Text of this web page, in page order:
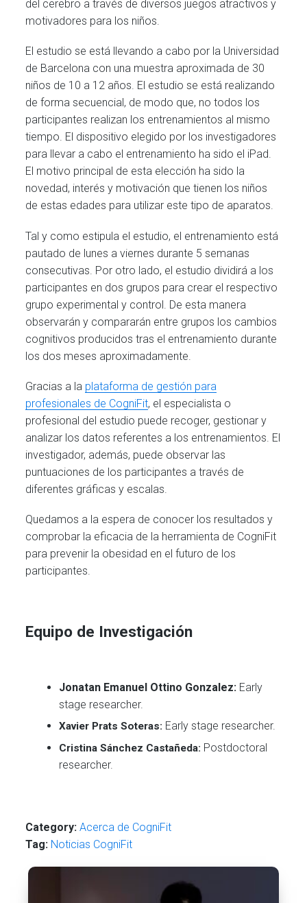
del cerebro a través de diversos juegos atractivos y
motivadores para los niños.
El estudio se está llevando a cabo por la Universidad
de Barcelona con una muestra aproximada de 30
niños de 10 a 12 años. El estudio se está realizando
de forma secuencial, de modo que, no todos los
participantes realizan los entrenamientos al mismo
tiempo. El dispositivo elegido por los investigadores
para llevar a cabo el entrenamiento ha sido el iPad.
El motivo principal de esta elección ha sido la
novedad, interés y motivación que tienen los niños
de estas edades para utilizar este tipo de aparatos.
Tal y como estipula el estudio, el entrenamiento está
pautado de lunes a viernes durante 5 semanas
consecutivas. Por otro lado, el estudio dividirá a los
participantes en dos grupos para crear el respectivo
grupo experimental y control. De esta manera
observarán y compararán entre grupos los cambios
cognitivos producidos tras el entrenamiento durante
los dos meses aproximadamente.
Gracias a la plataforma de gestión para
profesionales de CogniFit, el especialista o
profesional del estudio puede recoger, gestionar y
analizar los datos referentes a los entrenamientos. El
investigador, además, puede observar las
puntuaciones de los participantes a través de
diferentes gráficas y escalas.
Quedamos a la espera de conocer los resultados y
comprobar la eficacia de la herramienta de CogniFit
para prevenir la obesidad en el futuro de los
participantes.
Equipo de Investigación
Jonatan Emanuel Ottino Gonzalez: Early
stage researcher.
Xavier Prats Soteras: Early stage researcher.
Cristina Sánchez Castañeda: Postdoctoral
researcher.
Category: Acerca de CogniFit
Tag: Noticias CogniFit